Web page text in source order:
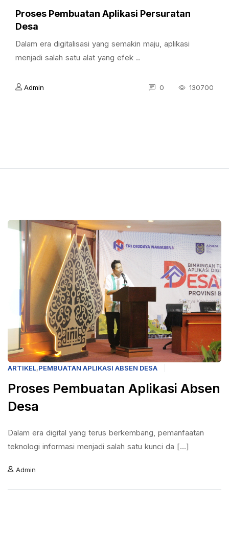
Proses Pembuatan Aplikasi Persuratan
Desa
Dalam era digitalisasi yang semakin maju, aplikasi
menjadi salah satu alat yang efek ..
Admin 0 130700
ARTIKEL,PEMBUATAN APLIKASI ABSEN DESA
Proses Pembuatan Aplikasi Absen
Desa
Dalam era digital yang terus berkembang, pemanfaatan
teknologi informasi menjadi salah satu kunci da [...]
Admin